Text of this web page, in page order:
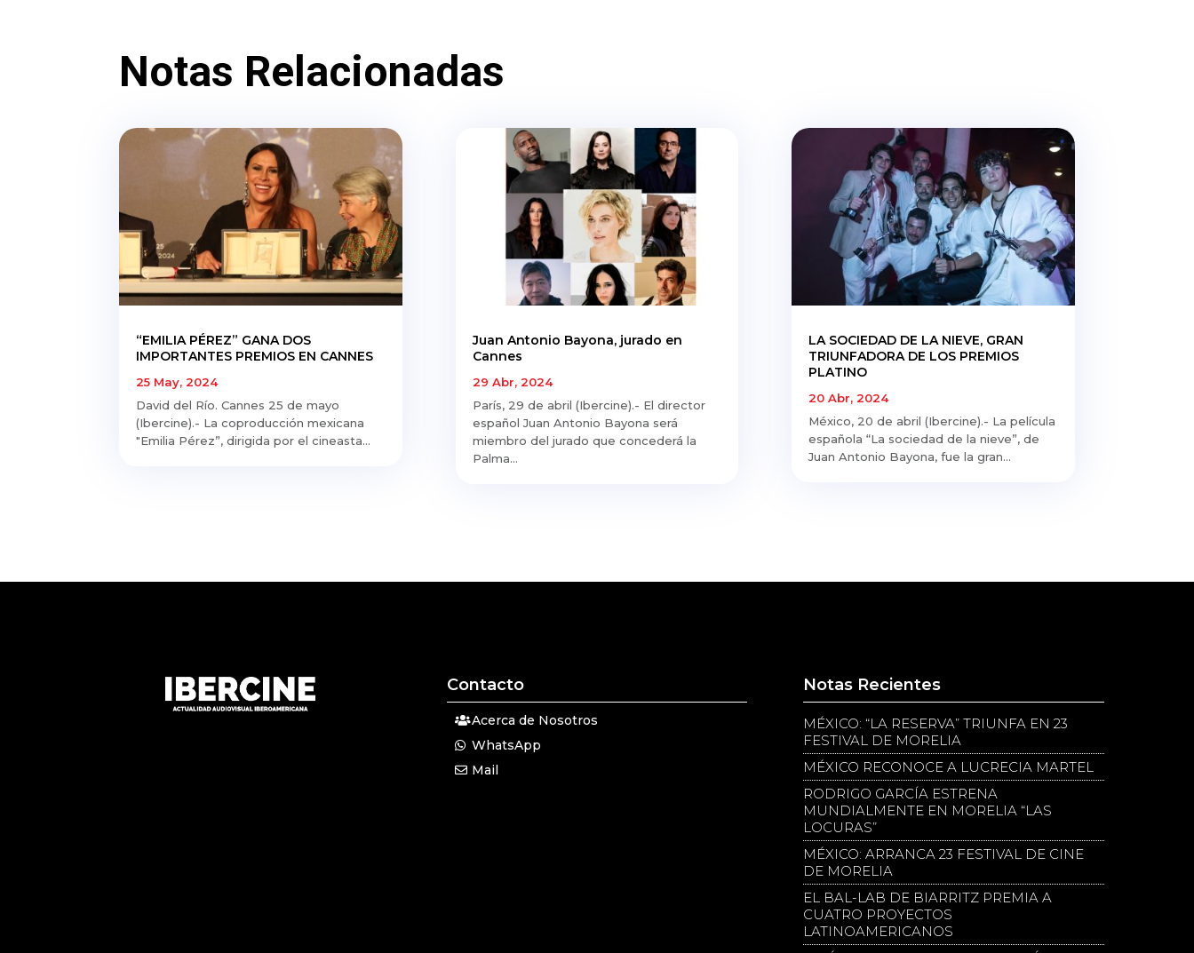
Notas Relacionadas
“EMILIA PÉREZ” GANA DOS
IMPORTANTES PREMIOS EN CANNES
25 May, 2024
David del Río. Cannes 25 de mayo
(Ibercine).- La coproducción mexicana
"Emilia Pérez”, dirigida por el cineasta...
Juan Antonio Bayona, jurado en
Cannes
29 Abr, 2024
París, 29 de abril (Ibercine).- El director
español Juan Antonio Bayona será
miembro del jurado que concederá la
Palma...
LA SOCIEDAD DE LA NIEVE, GRAN
TRIUNFADORA DE LOS PREMIOS
PLATINO
20 Abr, 2024
México, 20 de abril (Ibercine).- La película
española “La sociedad de la nieve”, de
Juan Antonio Bayona, fue la gran...
Contacto
Acerca de Nosotros
WhatsApp
Mail
Notas Recientes
MÉXICO: “LA RESERVA” TRIUNFA EN 23
FESTIVAL DE MORELIA
MÉXICO RECONOCE A LUCRECIA MARTEL
RODRIGO GARCÍA ESTRENA
MUNDIALMENTE EN MORELIA “LAS
LOCURAS”
MÉXICO: ARRANCA 23 FESTIVAL DE CINE
DE MORELIA
EL BAL-LAB DE BIARRITZ PREMIA A
CUATRO PROYECTOS
LATINOAMERICANOS